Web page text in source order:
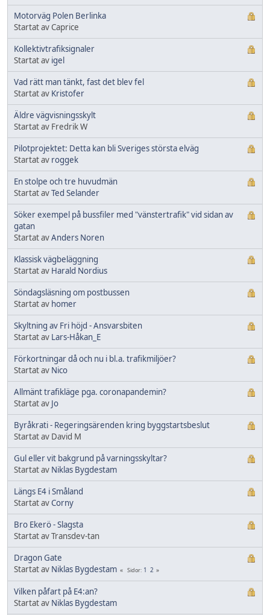
Motorväg Polen Berlinka
Startat av Caprice
Kollektivtrafiksignaler
Startat av igel
Vad rätt man tänkt, fast det blev fel
Startat av Kristofer
Äldre vägvisningsskylt
Startat av Fredrik W
Pilotprojektet: Detta kan bli Sveriges största elväg
Startat av roggek
En stolpe och tre huvudmän
Startat avTed Selander
Söker exempel på bussfiler med "vänstertrafik" vid sidan av
gatan
Startat avAnders Noren
Klassisk vägbeläggning
Startat av Harald Nordius
Söndagsläsning om postbussen
Startat av homer
Skyltning av Fri höjd - Ansvarsbiten
Startat av Lars-Håkan_E
Förkortningar då och nu i bl.a. trafikmiljöer?
Startat av Nico
Allmänt trafikläge pga. coronapandemin?
Startat av Jo
Byråkrati - Regeringsärenden kring byggstartsbeslut
Startat av David M
Gul eller vit bakgrund på varningsskyltar?
Startat av Niklas Bygdestam
Längs E4 i Småland
Startat avCorny
Bro Ekerö - Slagsta
Startat av Transdev-tan
Dragon Gate
Startat av Niklas Bygdestam Sidor 1 2
Vilken påfart på E4:an?
Startat av Niklas Bygdestam